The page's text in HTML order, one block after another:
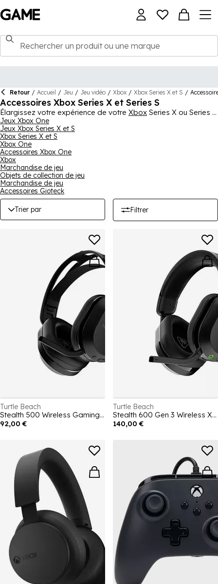
Retour / Accueil / Jeu / Jeu vidéo / Xbox / Xbox Series X et S /
Accessoires Xbox Series X et Series S
Élargissez votre expérience de votre Xbox Series X ou Series S
avec notre collection d'accessoires pour la superbe console
de nouvelle génération. Que vous recherchiez une nouvelle
manette Xbox Series X pour jouer avec vos amis et votre
famille ou un casque ou une paire d'écouteurs pour vous
immerger complètement dans vos jeux, vous trouverez ce dont
vous avez besoin ici. Il y a aussi des chargeurs, donc vous
n'aurez jamais à vous soucier de manquer de temps de jeu
important. Si vous ne souhaitez pas vous déconnecter du jeu
dans ces moments de haute tension, nous avons des
manettes filaires qui restent connectées à votre console
pendant des heures de jeu. Compatible avec la Xbox Series X
et Y, parcourez les accessoires aujourd'hui pour compléter
Jeux Xbox One
Jeux Xbox Series X et S
Xbox Series X et S
Xbox One
Accessoires Xbox One
Xbox
Marchandise de jeu
Objets de collection de jeu
Marchandise de jeu
Accessoires Gioteck
Trier par Filtrer
Turtle Beach
Stealth 500 Wireless Gaming Headset for Xbox - Black
92,00 €
Turtle Beach
Stealth 600 Gen 3 Wireless Xbox PC PS5 PS4 Headset - Black
140,00 €